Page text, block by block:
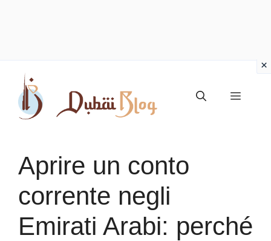
contenuto
Menu
Aprire un conto
corrente negli
Emirati Arabi: perché